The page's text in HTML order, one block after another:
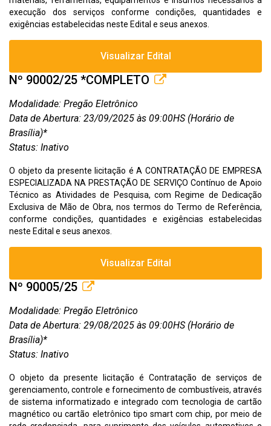
execução dos serviços conforme condições, quantidades e
exigências estabelecidas neste Edital e seus anexos.
Visualizar Edital
Nº 90002/25 *COMPLETO
Modalidade: Pregão Eletrônico
Data de Abertura: 23/09/2025 às 09:00HS (Horário de
Brasília)*
Status: Inativo
O objeto da presente licitação é A CONTRATAÇÃO DE EMPRESA
ESPECIALIZADA NA PRESTAÇÃO DE SERVIÇO Contínuo de Apoio
Técnico as Atividades de Pesquisa, com Regime de Dedicação
Exclusiva de Mão de Obra, nos termos do Termo de Referência,
conforme condições, quantidades e exigências estabelecidas
neste Edital e seus anexos.
Visualizar Edital
Nº 90005/25
Modalidade: Pregão Eletrônico
Data de Abertura: 29/08/2025 às 09:00HS (Horário de
Brasília)*
Status: Inativo
O objeto da presente licitação é Contratação de serviços de
gerenciamento, controle e fornecimento de combustíveis, através
de sistema informatizado e integrado com tecnologia de cartão
magnético ou cartão eletrônico tipo smart com chip, por meio de